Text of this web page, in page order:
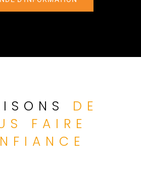
DE
FAIRE